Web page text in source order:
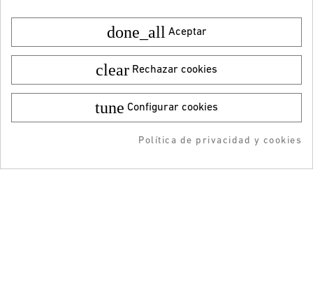
Talla: 36
29,95 €
19,99 € AÑADIR AL CARRITO
RESERVAR
-5% DTO + Envío Gratis
done_all Aceptar
clear Rechazar cookies
tune Configurar cookies
Política de privacidad y cookies